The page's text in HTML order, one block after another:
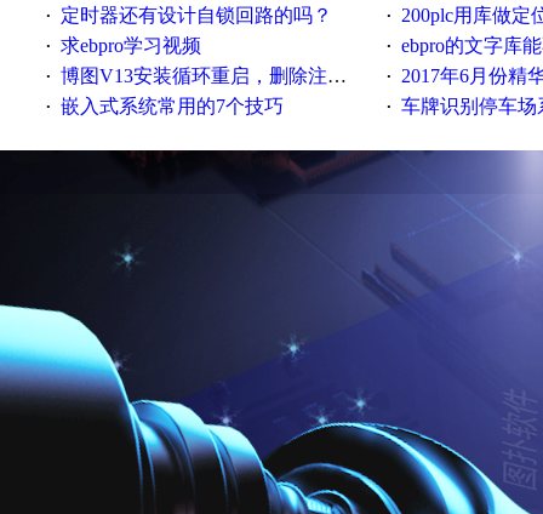
· 定时器还有设计自锁回路的吗？ · 200plc用库做定位，定
· 求ebpro学习视频 · ebpro的文字库
· 博图V13安装循环重启，删除注册表信息没有用 · 2017年6月份精
· 嵌入式系统常用的7个技巧 · 车牌识别停车